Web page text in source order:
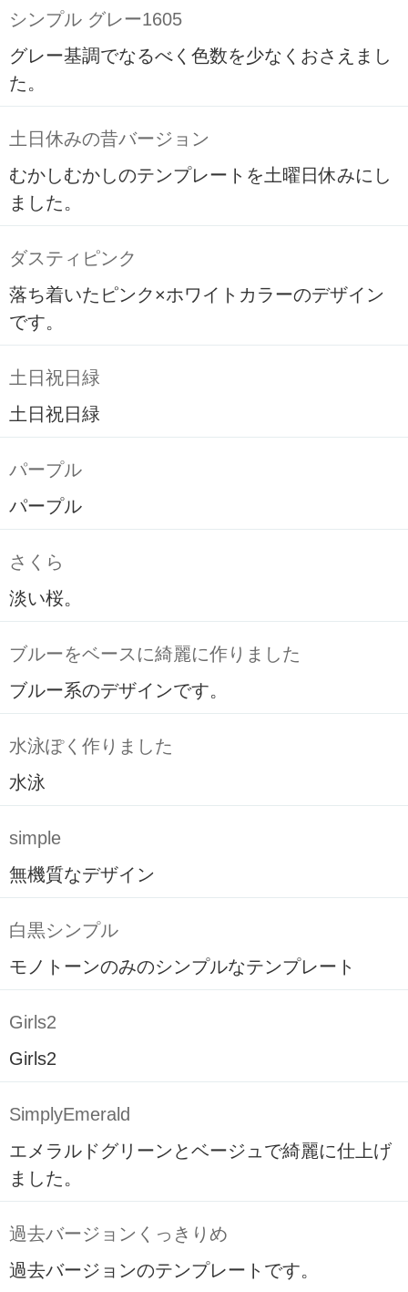
シンプル グレー1605
グレー基調でなるべく色数を少なくおさえまし
た。
土日休みの昔バージョン
むかしむかしのテンプレートを土曜日休みにし
ました。
ダスティピンク
落ち着いたピンク×ホワイトカラーのデザイン
です。
土日祝日緑
土日祝日緑
パープル
パープル
さくら
淡い桜。
ブルーをベースに綺麗に作りました
ブルー系のデザインです。
水泳ぽく作りました
水泳
simple
無機質なデザイン
白黒シンプル
モノトーンのみのシンプルなテンプレート
Girls2
Girls2
SimplyEmerald
エメラルドグリーンとベージュで綺麗に仕上げ
ました。
過去バージョンくっきりめ
過去バージョンのテンプレートです。